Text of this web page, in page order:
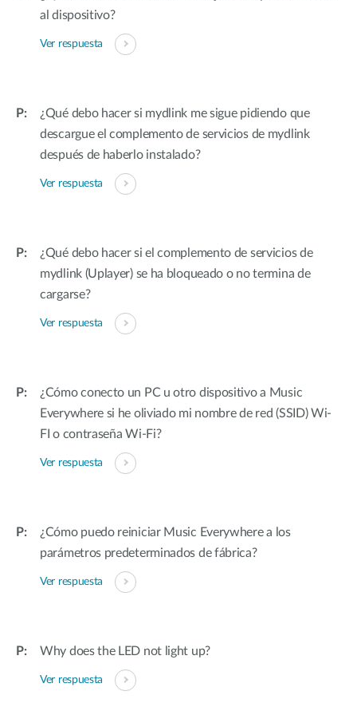
al dispositivo?
Ver respuesta
¿Qué debo hacer si mydlink me sigue pidiendo que
descargue el complemento de servicios de mydlink
después de haberlo instalado?
Ver respuesta
¿Qué debo hacer si el complemento de servicios de
mydlink (Uplayer) se ha bloqueado o no termina de
cargarse?
Ver respuesta
¿Cómo conecto un PC u otro dispositivo a Music
Everywhere si he oliviado mi nombre de red (SSID) Wi-
FI o contraseña Wi-Fi?
Ver respuesta
¿Cómo puedo reiniciar Music Everywhere a los
parámetros predeterminados de fábrica?
Ver respuesta
Why does the LED not light up?
Ver respuesta